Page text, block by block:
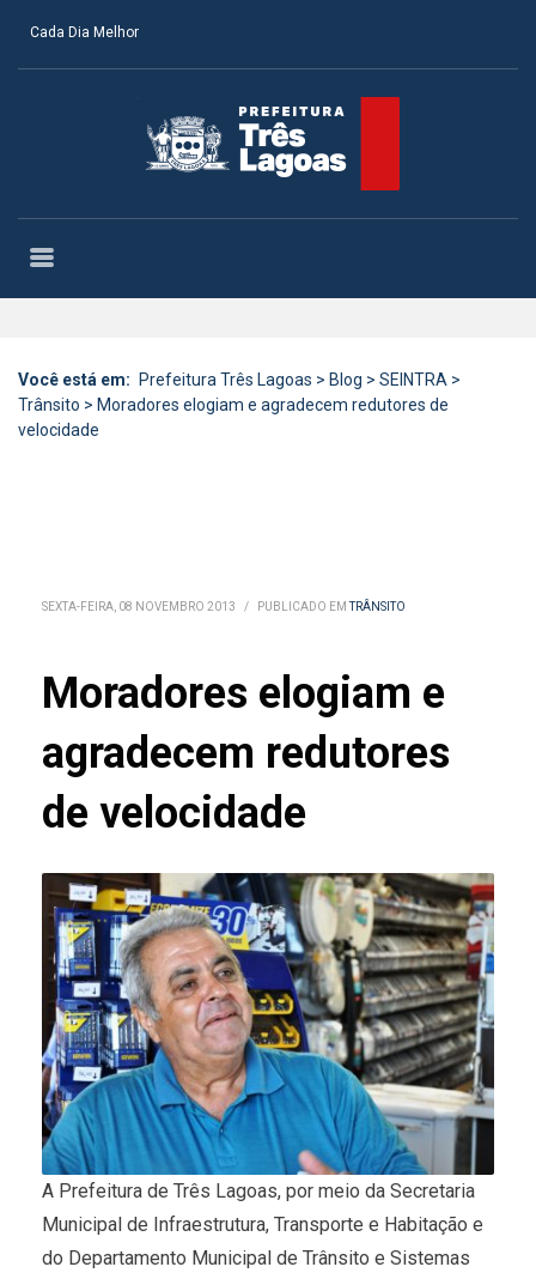
Cada Dia Melhor
Você está em: Prefeitura Três Lagoas > Blog > SEINTRA >
Trânsito > Moradores elogiam e agradecem redutores de
velocidade
SEXTA-FEIRA, 08 NOVEMBRO 2013 / PUBLICADO EMTRÂNSITO
Moradores elogiam e
agradecem redutores
de velocidade
A Prefeitura de Três Lagoas, por meio da Secretaria
Municipal de Infraestrutura, Transporte e Habitação e
do Departamento Municipal de Trânsito e Sistemas